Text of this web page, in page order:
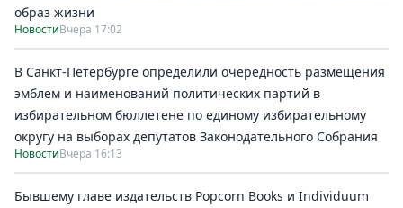
образ жизни
НовостиВчера 17:02
В Санкт-Петербурге определили очередность размещения
эмблем и наименований политических партий в
избирательном бюллетене по единому избирательному
округу на выборах депутатов Законодательного Собрания
НовостиВчера 16:13
Бывшему главе издательств Popcorn Books и Individuum